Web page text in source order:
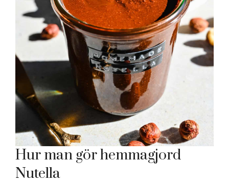
Hur man gör hemmagjord
Nutella